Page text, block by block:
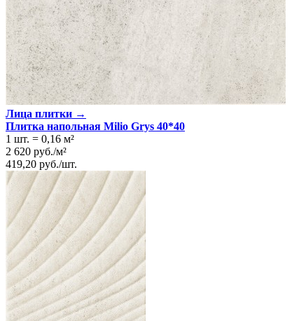
Лица плитки →
Плитка напольная Milio Grys 40*40
1 шт. = 0,16 м²
2 620 руб./м²
419,20 руб./шт.